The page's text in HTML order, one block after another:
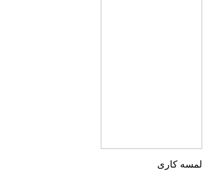
لمسه کاری